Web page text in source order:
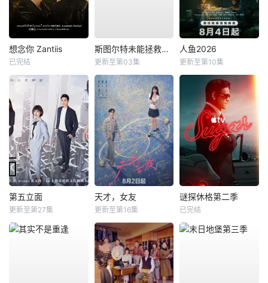
想念你 Zantiis
已完结
斯图尔特未能拯救宇宙
更新至第03集
人鱼2026
更新至第10集
第五立面
更新至第27集
天才，女友
更新至第16集
谜探休格第二季
已完结